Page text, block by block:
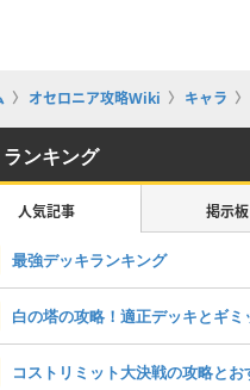
オセロニア攻略Wiki キャラ
ランキング
人気記事 掲示板
最強デッキランキング